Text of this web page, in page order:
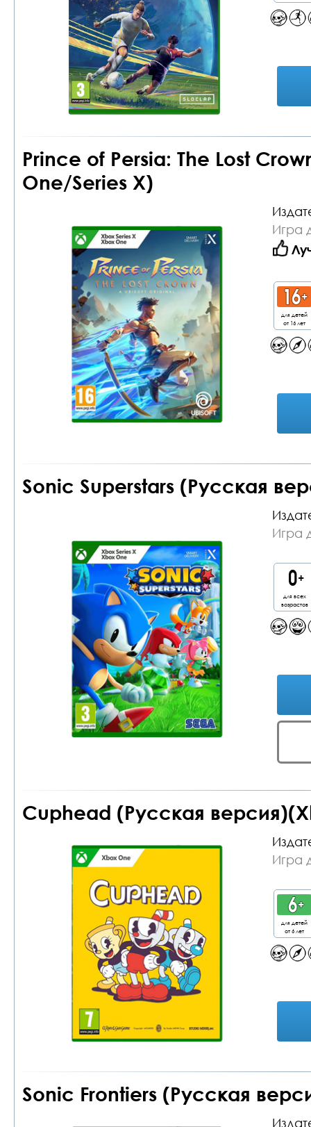
Prince of Persia: The Lost
One/Series X)
Игра
для детей
от 16 лет
Sonic Superstars (Русская
Игра
для всех
возрастов
Cuphead (Русская
Игра
для детей
от 6 лет
Sonic Frontiers (Русская